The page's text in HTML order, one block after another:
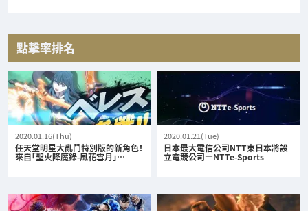
點擊率排名
2020.01.16(Thu)
任天堂明星大亂鬥特別版的新角色！
來自「聖火降魔錄-風花雪月」…
2020.01.21(Tue)
日本最大電信公司NTT東日本將設
立電競公司—NTTe-Sports